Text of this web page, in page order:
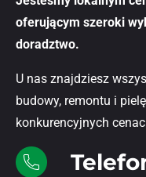
oferującym szeroki
doradztwo.
U nas znajdziesz
budowy, remontu i
konkurencyjnych